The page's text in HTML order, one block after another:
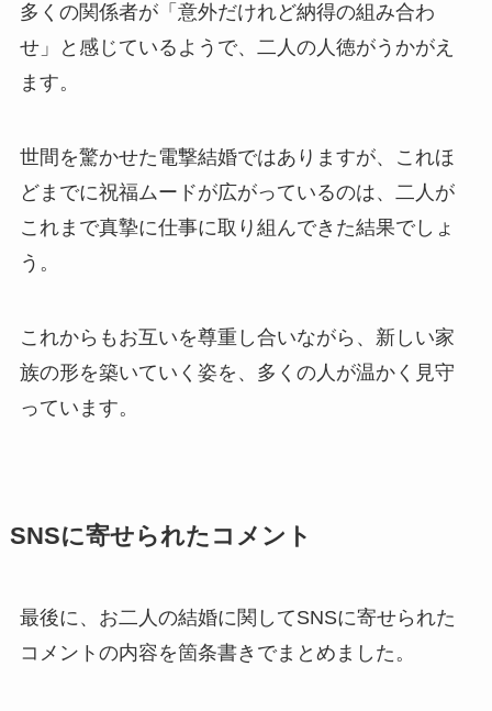
多くの関係者が「意外だけれど納得の組み合わ
せ」と感じているようで、二人の人徳がうかがえ
ます。
世間を驚かせた電撃結婚ではありますが、これほ
どまでに祝福ムードが広がっているのは、二人が
これまで真摯に仕事に取り組んできた結果でしょ
う。
これからもお互いを尊重し合いながら、新しい家
族の形を築いていく姿を、多くの人が温かく見守
っています。
SNSに寄せられたコメント
最後に、お二人の結婚に関してSNSに寄せられた
コメントの内容を箇条書きでまとめました。